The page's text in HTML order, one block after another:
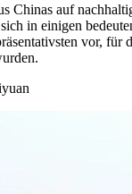
Chinas auf
in einigen
vor, für